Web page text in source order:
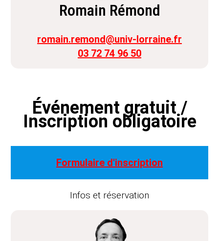
Romain Rémond
romain.remond@univ-lorraine.fr
03 72 74 96 50
Événement gratuit /
Inscription obligatoire
Formulaire d'inscription
Infos et réservation